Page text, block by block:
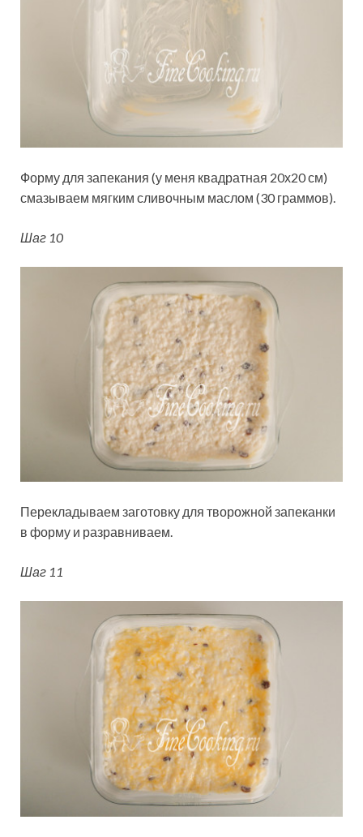
Форму для запекания (у меня квадратная 20х20 см)
смазываем мягким сливочным маслом (30 граммов).
Шаг 10
Перекладываем заготовку для творожной запеканки
в форму и разравниваем.
Шаг 11